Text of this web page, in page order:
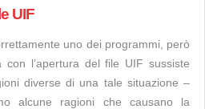
UIF
uno dei programmi, però
l’apertura del file UIF sussiste
diverse di una tale situazione –
alcune ragioni che causano la